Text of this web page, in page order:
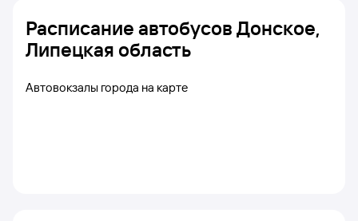
Расписание автобусов Донское,
Липецкая область
Автовокзалы города на карте